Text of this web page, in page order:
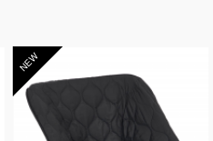
NEW